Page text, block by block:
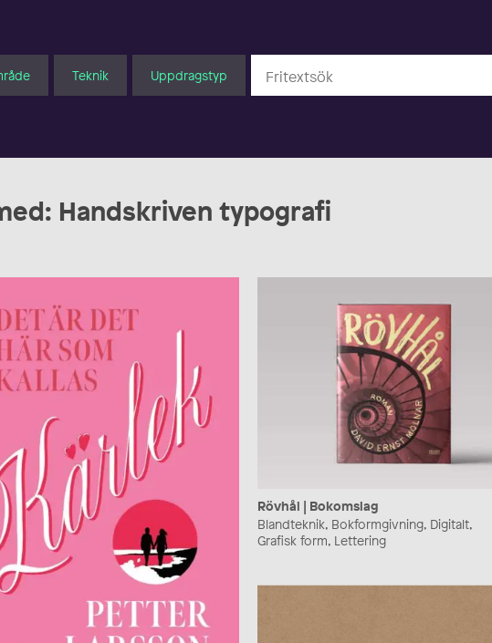
Teknik Uppdragstyp
Handskriven typografi
Rövhål | Bokomslag
Blandteknik, Bokformgivning, Digitalt,
Grafisk form, Lettering